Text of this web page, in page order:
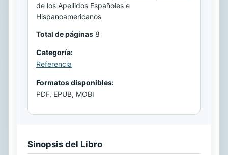
de los Apellidos Españoles e
Hispanoamericanos
Total de páginas 8
Categoría:
Referencia
Formatos disponibles:
PDF, EPUB, MOBI
Sinopsis del Libro